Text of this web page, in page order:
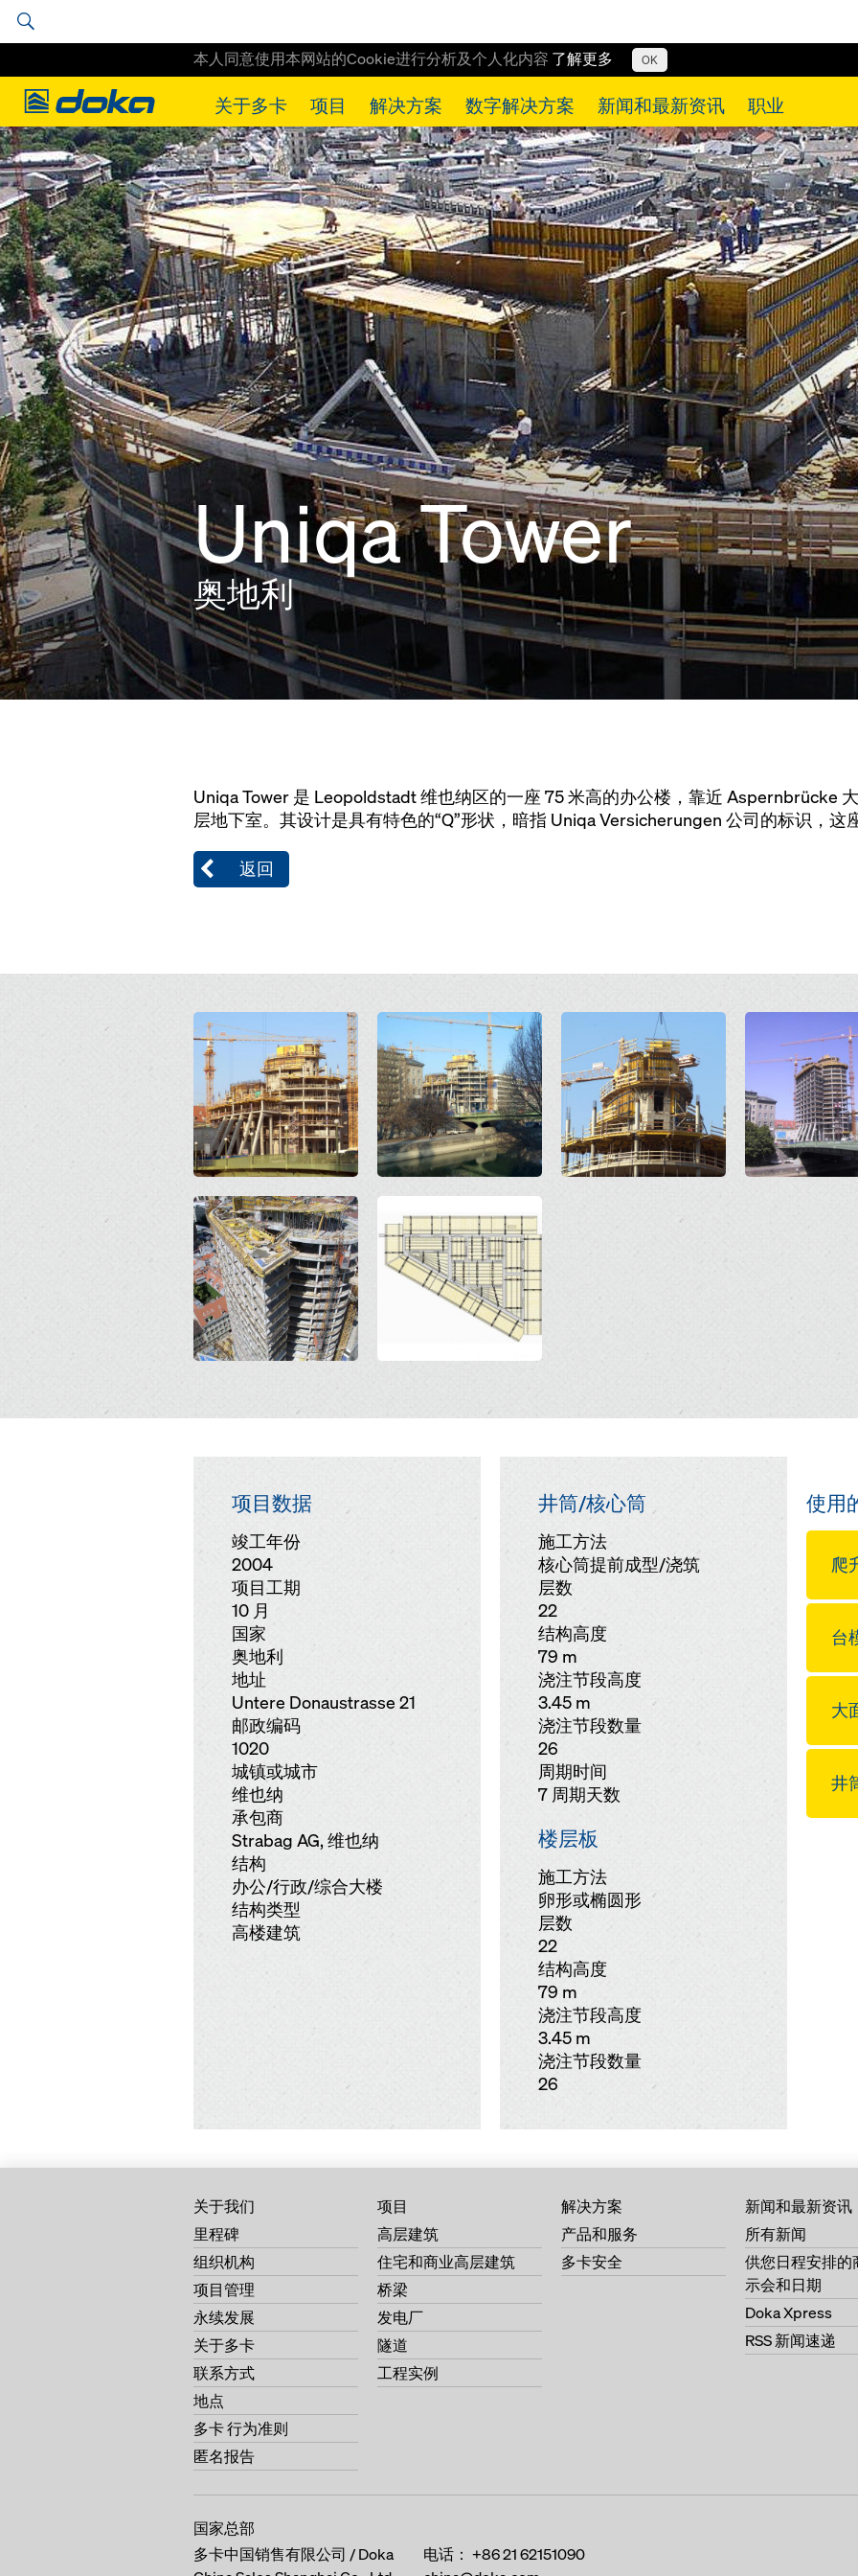
本人同意使用本网站的Cookie进行分析及个人化内容 了解更多 OK
Doka
关于多卡 项目 解决方案 数字解决方案 新闻和最新资讯 职业
Doka 工程实例 Uniqa Tower
Uniqa Tower
奥地利
Uniqa Tower 是 Leopoldstadt 维也纳区的一座 75 米高的办公楼，靠近 Aspernbrücke
层地下室。其设计是具有特色的“Q”形状，暗指 Uniqa Versicherungen 公司的标识，这
返回
Open Open Open Open
Open
项目数据
竣工年份
2004
项目工期
10 月
国家
奥地利
地址
Untere Donaustrasse 21
邮政编码
1020
城镇或城市
维也纳
承包商
Strabag AG, 维也纳
结构
办公/行政/综合大楼
结构类型
高楼建筑
井筒/核心筒
施工方法
核心筒提前成型/浇筑
层数
22
结构高度
79 m
浇注节段高度
3.45 m
浇注节段数量
26
周期时间
7 周期天数
楼层板
施工方法
卵形或椭圆形
层数
22
结构高度
79 m
浇注节段高度
3.45 m
浇注节段数量
26
使用
爬
台
大
井
关于我们
里程碑
组织机构
项目管理
永续发展
关于多卡
联系方式
地点
多卡 行为准则
匿名报告
项目
高层建筑
住宅和商业高层建筑
桥梁
发电厂
隧道
工程实例
解决方案
产品和服务
多卡安全
新闻和最新资讯
所有新闻
供您日程安排的
示会和日期
Doka Xpress
RSS 新闻速递
国家总部
多卡中国销售有限公司 / Doka
电话： +86 21 62151090